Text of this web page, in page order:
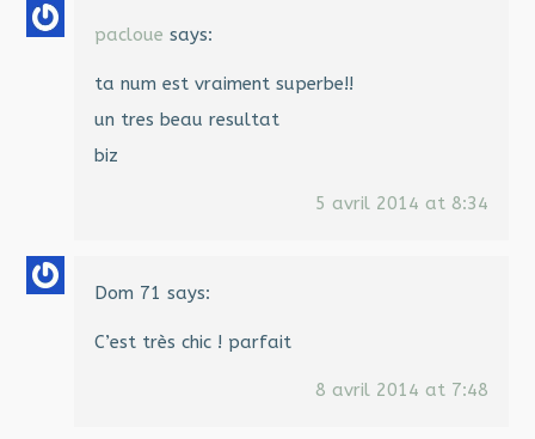
pacloue says:
ta num est vraiment superbe!!
un tres beau resultat
biz
5 avril 2014 at 8:34
Dom 71 says:
C’est très chic ! parfait
8 avril 2014 at 7:48